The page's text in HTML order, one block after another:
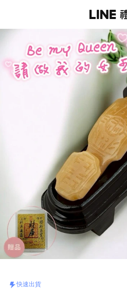
快速出貨